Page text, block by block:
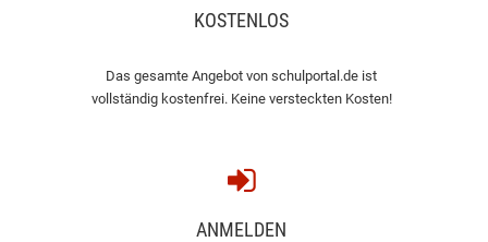
KOSTENLOS
Das gesamte Angebot von schulportal.de ist
vollständig kostenfrei. Keine versteckten Kosten!
ANMELDEN